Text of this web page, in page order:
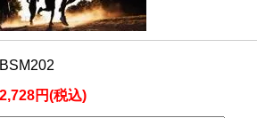
BSM202
2,728円(税込)